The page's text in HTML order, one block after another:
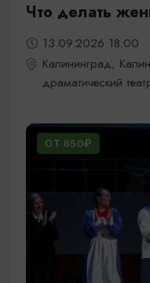
Что делать
13.09.2026 18:00
Калининград,
драматический
ОТ 650₽